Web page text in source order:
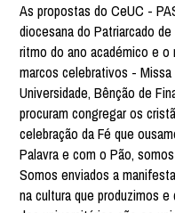
As propostas do CeUC -
diocesana do Patriarcado
ritmo do ano académico e o
marcos celebrativos -
Universidade, Bênção de
procuram congregar os
celebração da Fé que
Palavra e com o Pão,
Somos enviados a
na cultura que produzimos